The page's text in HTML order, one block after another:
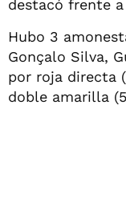
destacó frente
Hubo 3
Gonçalo Silva,
por roja directa
doble amarilla